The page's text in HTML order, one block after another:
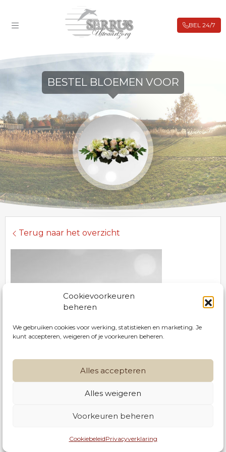
Cookievoorkeuren
beheren
We gebruiken cookies voor werking, statistieken en marketing. Je
kunt accepteren, weigeren of je voorkeuren beheren.
Alles accepteren
Alles weigeren
Voorkeuren beheren
CookiebeleidPrivacyverklaring
BIJ OVERLIJDEN
UITVAARTVERZEKERING
WEBSHOP
CONTACT
info@serrusnv.be
BEL 24/7
BESTEL BLOEMEN VOOR
Terug naar het overzicht
Zijden bloemstuk 3
Langwerpig bloemstuk in kunststof